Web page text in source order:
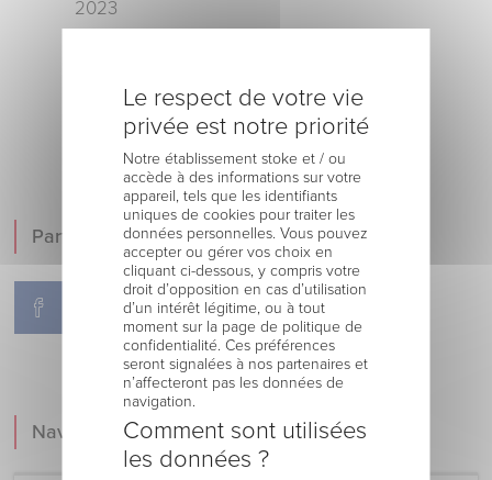
2023
cercle historique du quercitain)
Partager !
Navigation
Le respect de votre vie
privée est notre priorité
Notre établissement stoke et / ou
accède à des informations sur votre
appareil, tels que les identifiants
uniques de cookies pour traiter les
données personnelles. Vous pouvez
accepter ou gérer vos choix en
cliquant ci-dessous, y compris votre
droit d’opposition en cas d’utilisation
d’un intérêt légitime, ou à tout
moment sur la page de politique de
confidentialité. Ces préférences
seront signalées à nos partenaires et
n’affecteront pas les données de
navigation.
Comment sont utilisées
les données ?